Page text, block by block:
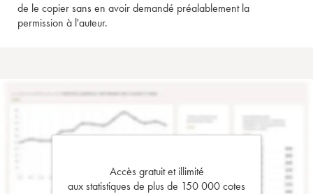
de le copier sans en avoir demandé préalablement la
permission à l'auteur.
Accès gratuit et illimité
aux statistiques de plus de 150 000 cotes